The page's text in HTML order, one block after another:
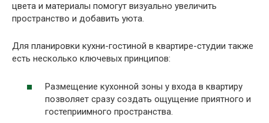
цвета и материалы помогут визуально увеличить
пространство и добавить уюта.
Для планировки кухни-гостиной в квартире-студии также
есть несколько ключевых принципов:
Размещение кухонной зоны у входа в квартиру
позволяет сразу создать ощущение приятного и
гостеприимного пространства.